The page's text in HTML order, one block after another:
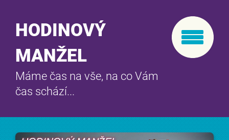
HODINOVÝ
MANŽEL
Máme čas na vše, na co Vám
čas schází...